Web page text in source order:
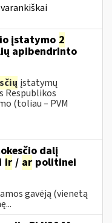
įstatymo 2
apibendrinto
įstatymų
Respublikos
(toliau – PVM
dalį
ir / ar politinei
gavėją (vienetą